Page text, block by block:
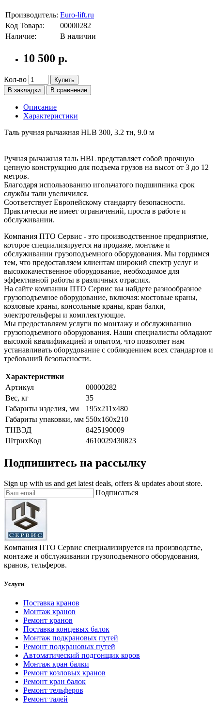
Производитель: Euro-lift.ru
Код Товара:
00000282
Наличие:
В наличии
10 500 р.
Кол-во
Купить
В закладки
В сравнение
Описание
Характеристики
Таль ручная рычажная HLB 300, 3.2 тн, 9.0 м
Ручная рычажная таль HBL представляет собой прочную
цепную конструкцию для подъема грузов на высот от 3 до 12
метров.
Благодаря использованию игольчатого подшипника срок
службы тали увеличился.
Соответствует Европейскому стандарту безопасности.
Практически не имеет ограничений, проста в работе и
обслуживании.
Компания ПТО Сервис - это производственное предприятие,
которое специализируется на продаже, монтаже и
обслуживании грузоподъемного оборудования. Мы гордимся
тем, что предоставляем клиентам широкий спектр услуг и
высококачественное оборудование, необходимое для
эффективной работы в различных отраслях.
На сайте компании ПТО Сервис вы найдете разнообразное
грузоподъемное оборудование, включая: мостовые краны,
козловые краны, консольные краны, кран балки,
электротельферы и комплектующие.
Мы предоставляем услуги по монтажу и обслуживанию
грузоподъемного оборудования. Наши специалисты обладают
высокой квалификацией и опытом, что позволяет нам
устанавливать оборудование с соблюдением всех стандартов и
требований безопасности.
Характеристики
Артикул
00000282
Вес, кг
35
Габариты изделия, мм
195х211х480
Габариты упаковки, мм 550х160х210
ТНВЭД
8425190009
ШтрихКод
4610029430823
Подпишитесь на рассылку
Sign up with us and get latest deals, offers & updates about store.
Подписаться
Компания ПТО Сервис специализируется на производстве,
монтаже и обслуживании грузоподъемного оборудования,
кранов, тельферов.
Услуги
Поставка кранов
Монтаж кранов
Ремонт кранов
Поставка концевых балок
Монтаж подкрановых путей
Ремонт подкрановых путей
Автоматический подгонщик коров
Монтаж кран балки
Ремонт козловых кранов
Ремонт кран балок
Ремонт тельферов
Ремонт талей